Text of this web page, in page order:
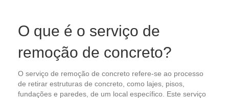
O que é o serviço de
remoção de concreto?
O serviço de remoção de concreto refere-se ao processo
de retirar estruturas de concreto, como lajes, pisos,
fundações e paredes, de um local específico. Este serviço